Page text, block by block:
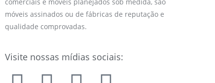
móveis assinados ou de fábricas de reputação e
qualidade comprovadas.
Visite nossas mídias sociais: